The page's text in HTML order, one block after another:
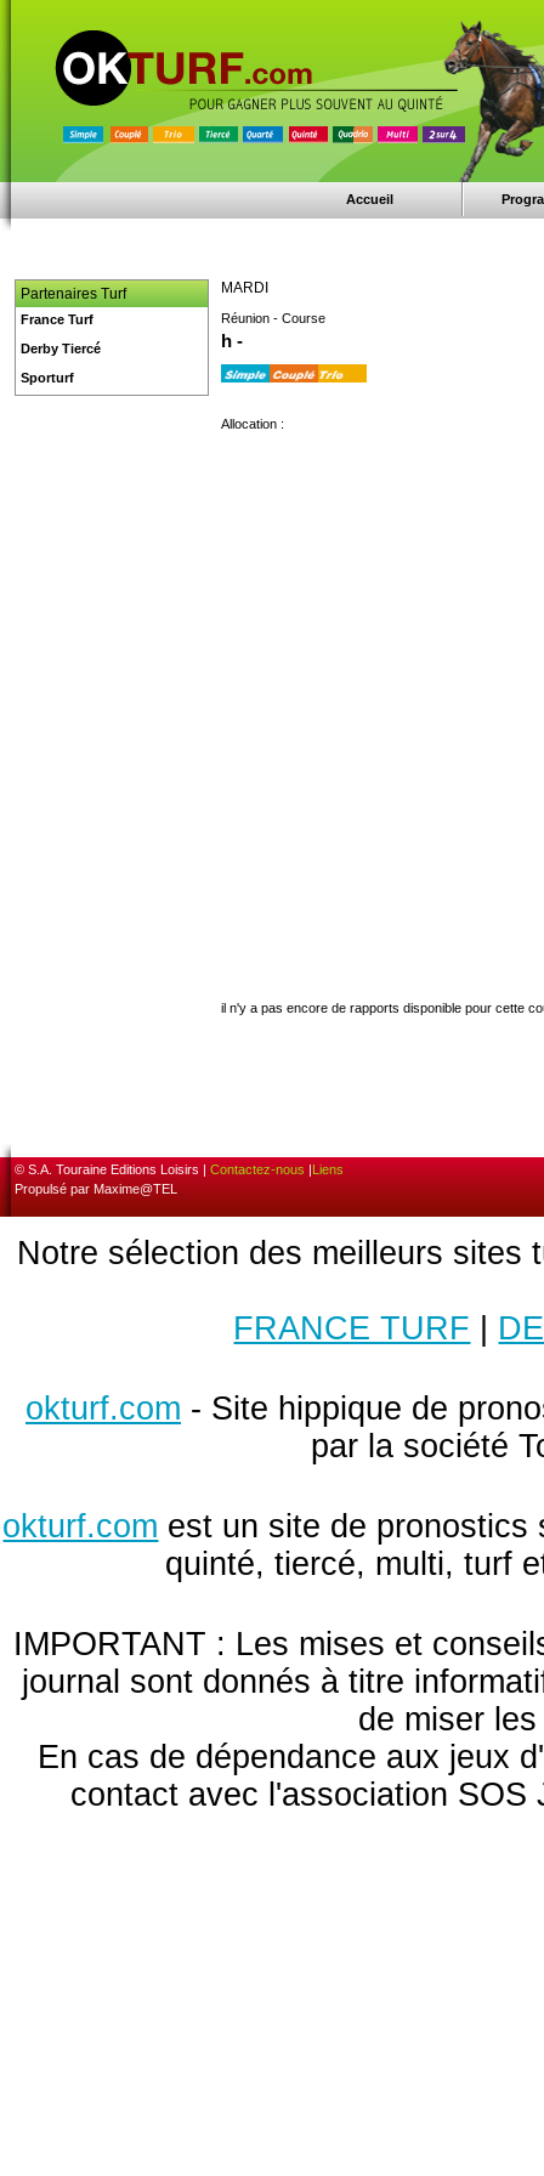
Accueil
MARDI
Réunion - Course
h -
Allocation :
il n'y a pas encore de rapports disponible pour cette
Partenaires Turf
France Turf
Derby Tiercé
Sporturf
© S.A. Touraine Editions Loisirs | Contactez-nous |Liens
Propulsé par Maxime@TEL
Notre sélection des meilleurs sites
FRANCE TURF
okturf.com - Site hippique de
par la société
okturf.com est un site de pronostics
quinté, tiercé, multi, turf
IMPORTANT : Les mises et
journal sont donnés à titre
de miser
En cas de dépendance aux jeux
contact avec l'association